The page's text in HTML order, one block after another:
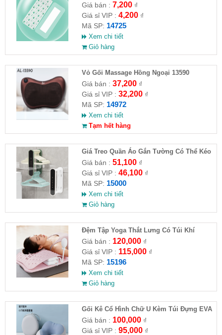
Giá bán : 7,200₫
Giá sỉ VIP : 4,200₫
Mã SP: 14725
Xem chi tiết
Giỏ hàng
Vỏ Gối Massage Hồng Ngoại 13590
Giá bán : 37,200₫
Giá sỉ VIP : 32,200₫
Mã SP: 14972
Xem chi tiết
Tạm hết hàng
Giá Treo Quần Áo Gắn Tường Có Thể Kéo
Dài
Giá bán : 51,100₫
Giá sỉ VIP : 46,100₫
Mã SP: 15000
Xem chi tiết
Giỏ hàng
Đệm Tập Yoga Thắt Lưng Có Túi Khí
Giá bán : 120,000₫
Giá sỉ VIP : 115,000₫
Mã SP: 15196
Xem chi tiết
Giỏ hàng
Gối Kê Cổ Hình Chữ U Kèm Túi Đựng EVA
Giá bán : 100,000₫
Giá sỉ VIP : 95,000₫